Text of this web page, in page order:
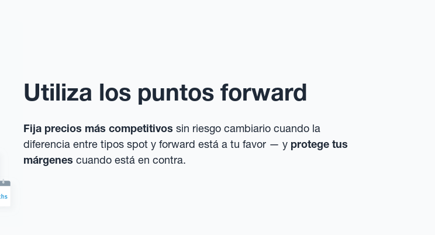
Utiliza los puntos forward
Fija precios más competitivos sin riesgo cambiario cuando la
diferencia entre tipos spot y forward está a tu favor — y protege tus
márgenes cuando está en contra.